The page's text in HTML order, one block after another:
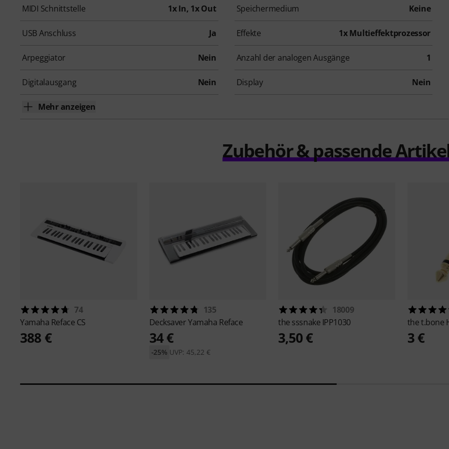
MIDI Schnittstelle 1x In, 1x Out Speichermedium Keine
USB Anschluss Ja Effekte 1x Multieffektprozessor
Arpeggiator Nein Anzahl der analogen Ausgänge 1
Digitalausgang Nein Display Nein
Mehr anzeigen
Zubehör & passende
74
Yamaha Reface CS
388 €
135
DecksaverYamaha Reface
34 €
UVP: 45,22 €
-25%
18009
the sssnake IPP1030
3,50 €
the t.bone
3 €